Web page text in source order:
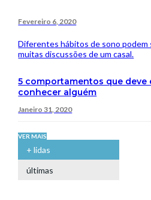
Fevereiro 6, 2020
Diferentes hábitos de sono podem
muitas discussões de um casal.
5 comportamentos que deve
conhecer alguém
Janeiro 31, 2020
VER MAIS
+ lidas
últimas